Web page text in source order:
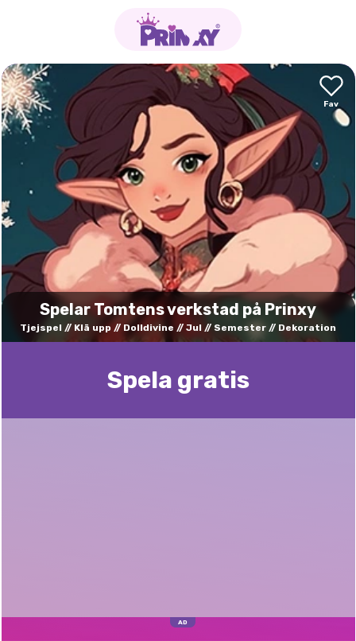
Spelar Tomtens verkstad på Prinxy
Tjejspel Klä upp Dolldivine Jul Semester Dekoration
Spela gratis